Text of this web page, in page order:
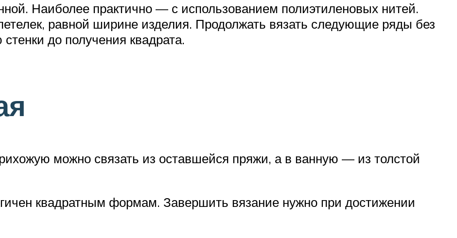
Наиболее практично — с использованием полиэтиленовых нитей.
равной ширине изделия. Продолжать вязать следующие ряды без
до получения квадрата.
можно связать из оставшейся пряжи, а в ванную — из толстой
квадратным формам. Завершить вязание нужно при достижении